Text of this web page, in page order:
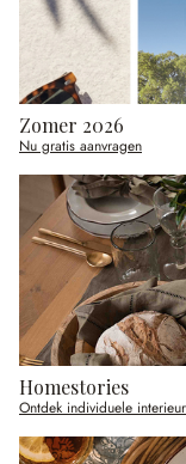
Zomer 2026
Nu gratis aanvragen
Homestories
Ontdek individuele